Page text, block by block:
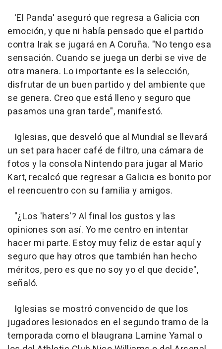
'El Panda' aseguró que regresa a Galicia con
emoción, y que ni había pensado que el partido
contra Irak se jugará en A Coruña. "No tengo esa
sensación. Cuando se juega un derbi se vive de
otra manera. Lo importante es la selección,
disfrutar de un buen partido y del ambiente que
se genera. Creo que está lleno y seguro que
pasamos una gran tarde", manifestó.
Iglesias, que desveló que al Mundial se llevará
un set para hacer café de filtro, una cámara de
fotos y la consola Nintendo para jugar al Mario
Kart, recalcó que regresar a Galicia es bonito por
el reencuentro con su familia y amigos.
"¿Los 'haters'? Al final los gustos y las
opiniones son así. Yo me centro en intentar
hacer mi parte. Estoy muy feliz de estar aquí y
seguro que hay otros que también han hecho
méritos, pero es que no soy yo el que decide",
señaló.
Iglesias se mostró convencido de que los
jugadores lesionados en el segundo tramo de la
temporada como el blaugrana Lamine Yamal o